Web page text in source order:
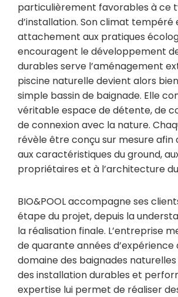
particulièrement favorables à ce
d’installation. Son climat tempéré
attachement aux pratiques
encouragent le développement
durables serve l’aménagement
piscine naturelle devient alors bien
simple bassin de baignade. Elle
véritable espace de détente, de
de connexion avec la nature.
révèle être conçu sur mesure afin
aux caractéristiques du ground,
propriétaires et à l’architecture
BIO&POOL accompagne ses
étape du projet, depuis la
la réalisation finale. L’entreprise
de quarante années d’expérience
domaine des baignades
des installation durables et
expertise lui permet de réaliser